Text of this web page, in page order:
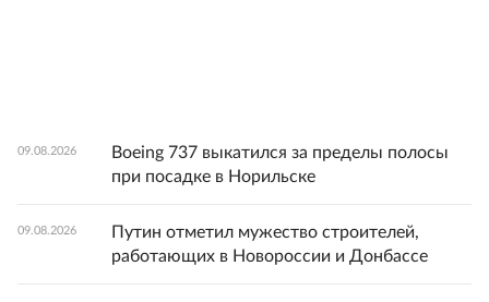
09.08.2026
Boeing 737 выкатился за пределы полосы
при посадке в Норильске
09.08.2026
Путин отметил мужество строителей,
работающих в Новороссии и Донбассе